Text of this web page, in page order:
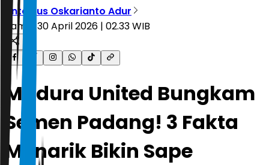
Antonius Oskarianto Adur
Kamis, 30 April 2026 | 02.33 WIB
Madura United Bungkam
Semen Padang! 3 Fakta
Menarik Bikin Sape